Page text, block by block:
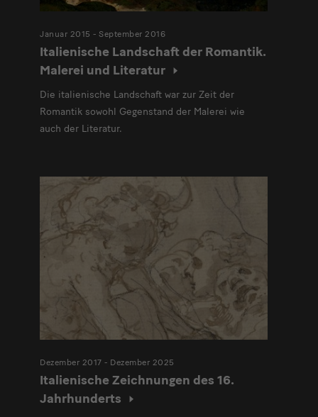
Januar 2015 - September 2016
Italienische Landschaft der Romantik.
Malerei und Literatur
Die italienische Landschaft war zur Zeit der
Romantik sowohl Gegenstand der Malerei wie
auch der Literatur.
Dezember 2017 - Dezember 2025
Italienische Zeichnungen des 16.
Jahrhunderts